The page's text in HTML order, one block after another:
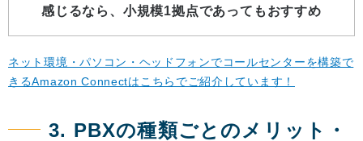
感じるなら、小規模1拠点であってもおすすめ
ネット環境・パソコン・ヘッドフォンでコールセンターを構築で
きるAmazon Connectはこちらでご紹介しています！
3. PBXの種類ごとのメリット・